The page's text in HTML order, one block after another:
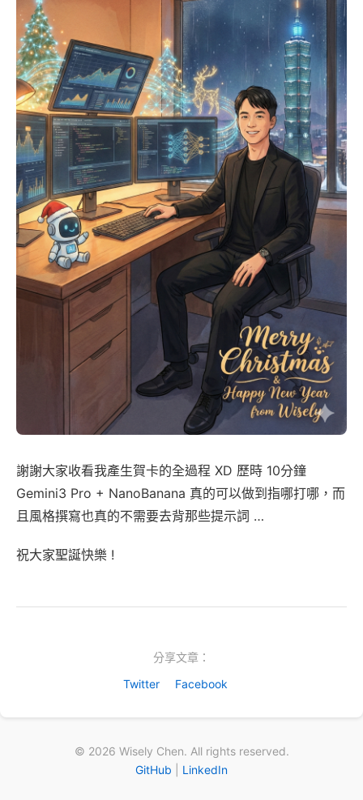
謝謝大家收看我產生賀卡的全過程 XD 歷時 10分鐘
Gemini3 Pro + NanoBanana 真的可以做到指哪打哪，而
且風格撰寫也真的不需要去背那些提示詞 …
祝大家聖誕快樂 !
分享文章：
Twitter
Facebook
© 2026 Wisely Chen. All rights reserved.
GitHub
LinkedIn